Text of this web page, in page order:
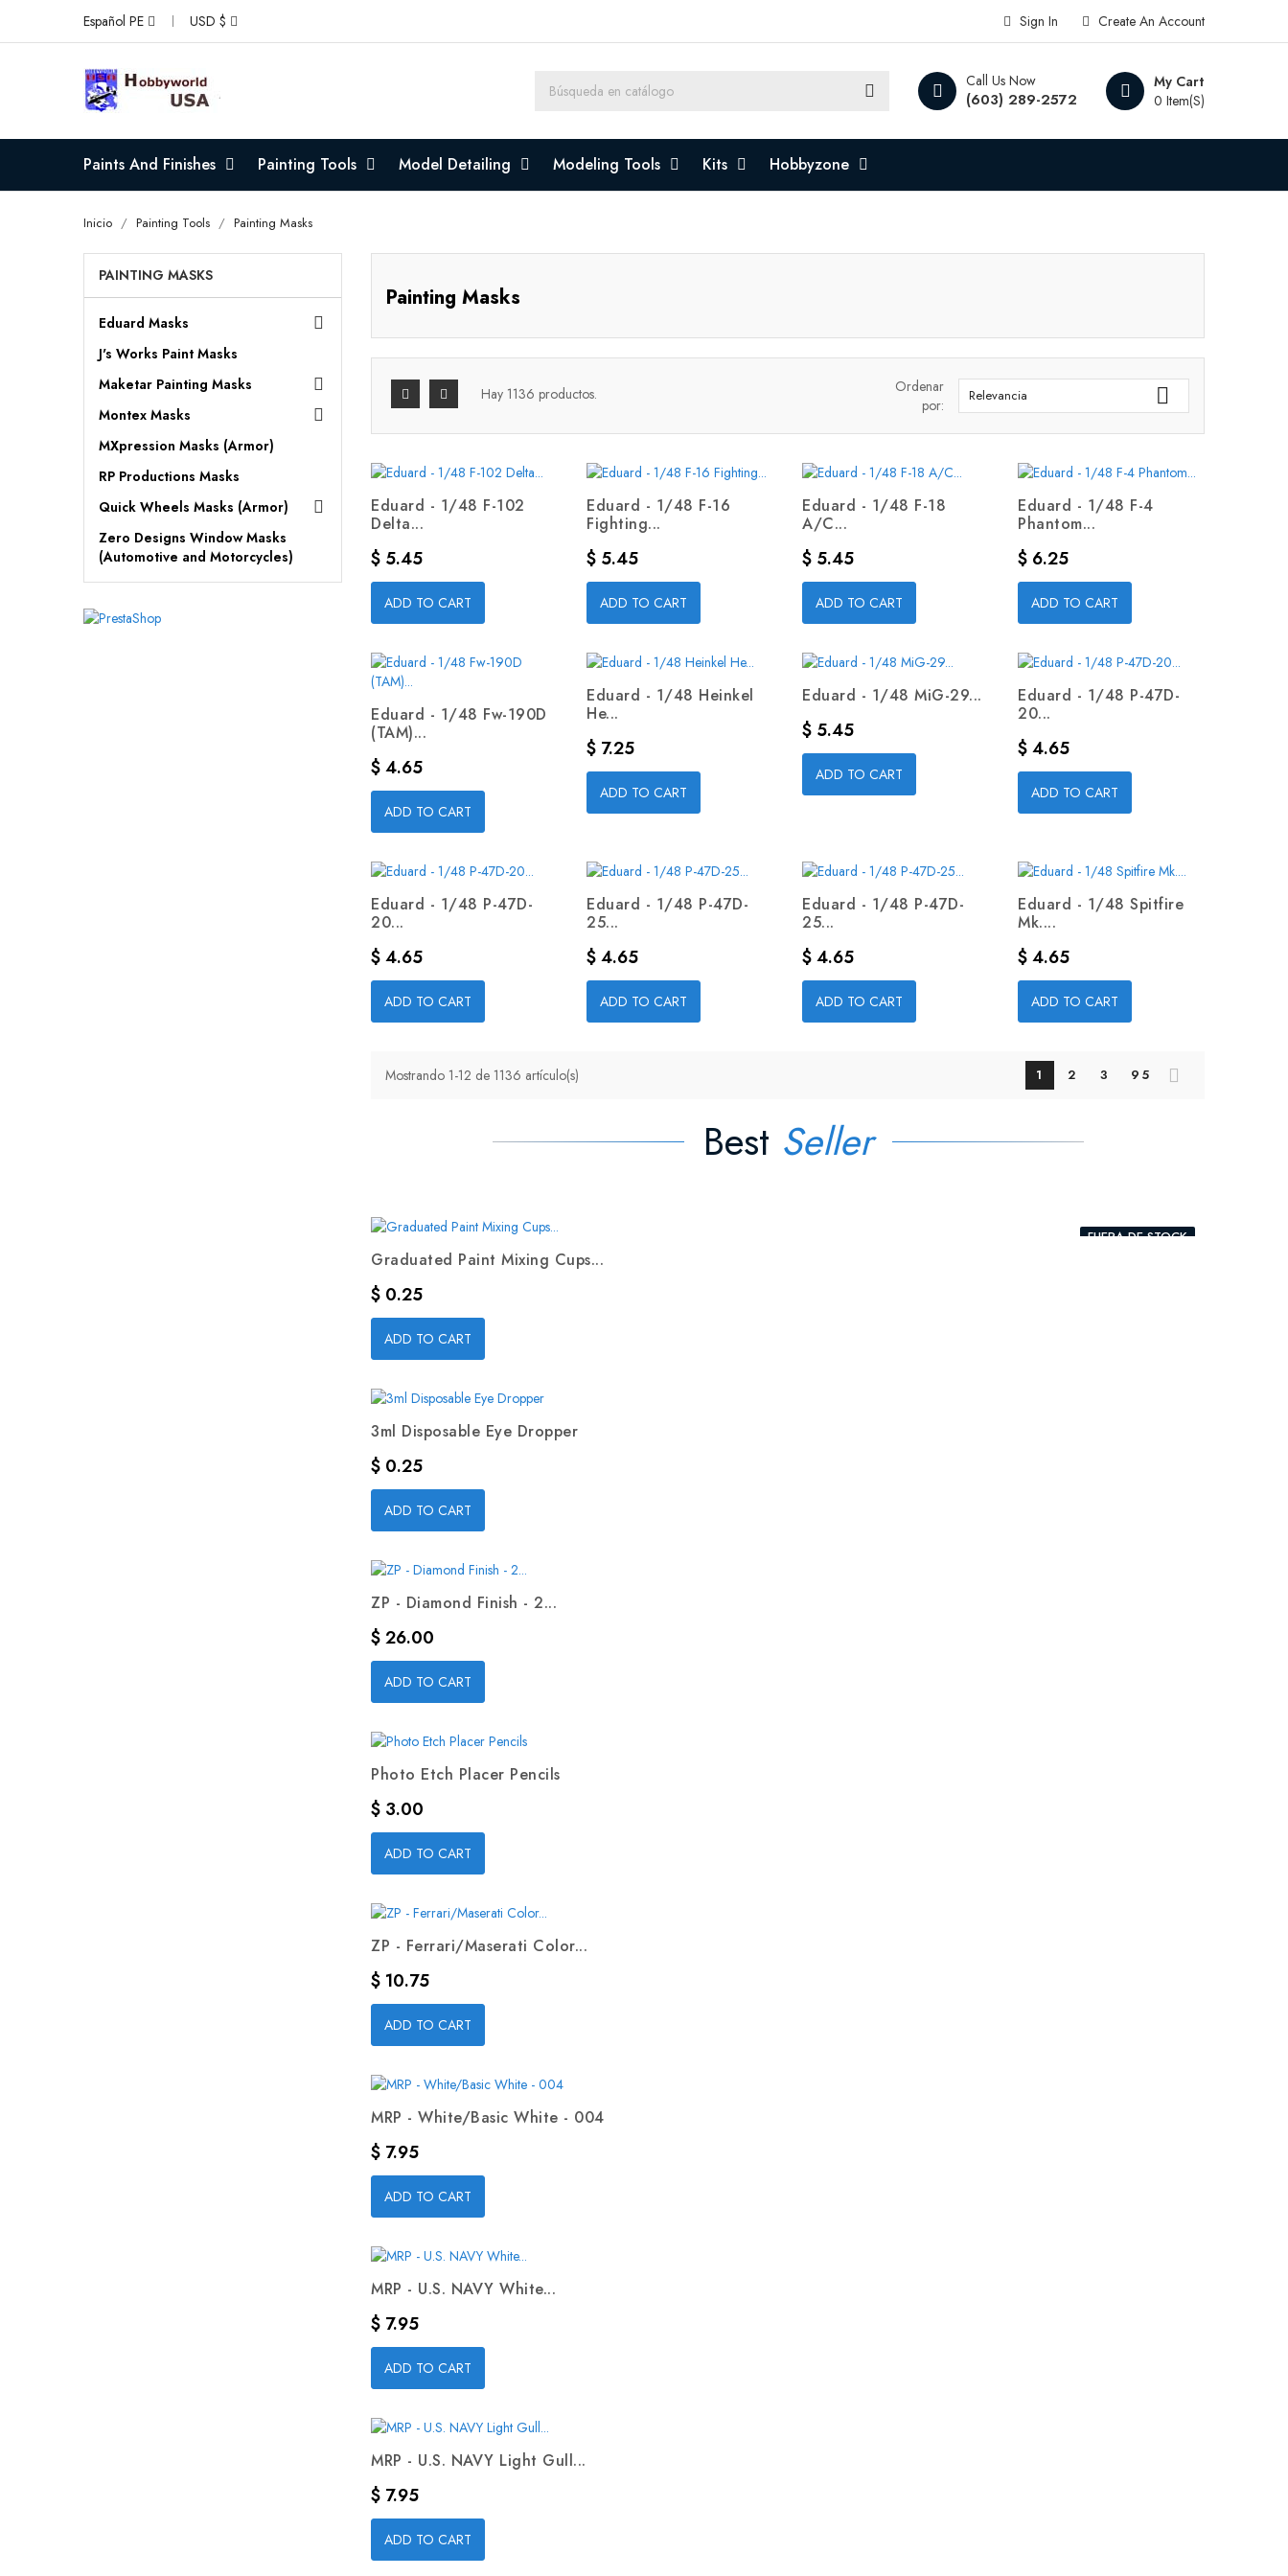
Español PE USD $ Create An Account
Sign In
My Cart
0 Item(s)
Call Us Now
(603) 289-2572
Paints And Finishes Painting Tools Model Detailing Modeling Tools Kits Hobbyzone
Inicio Painting Tools Painting Masks
PAINTING MASKS
Eduard Masks

J's Works Paint Masks
Maketar Painting Masks

Montex Masks

MXpression Masks (Armor)
RP Productions Masks
Quick Wheels Masks (Armor)

Zero Designs Window Masks
(Automotive and Motorcycles)
Painting Masks
Hay 1136 productos.
Ordenar
por:
Relevancia 
Eduard - 1/48 F-102
Delta...
Precio
$ 5.45
ADD TO CART
Eduard - 1/48 F-16
Fighting...
Precio
$ 5.45
ADD TO CART
Eduard - 1/48 F-18
A/C...
Precio
$ 5.45
ADD TO CART
Eduard - 1/48 F-4
Phantom...
Precio
$ 6.25
ADD TO CART
Eduard - 1/48 Fw-190D
(TAM)...
Precio
$ 4.65
ADD TO CART
Eduard - 1/48 Heinkel
He...
Precio
$ 7.25
ADD TO CART
Eduard - 1/48 MiG-29...
Precio
$ 5.45
ADD TO CART
Eduard - 1/48 P-47D-
20...
Precio
$ 4.65
ADD TO CART
Eduard - 1/48 P-47D-
20...
Precio
$ 4.65
ADD TO CART
Eduard - 1/48 P-47D-
25...
Precio
$ 4.65
ADD TO CART
Eduard - 1/48 P-47D-
25...
Precio
$ 4.65
ADD TO CART
Eduard - 1/48 Spitfire
Mk....
Precio
$ 4.65
ADD TO CART
Mostrando 1-12 de 1136 artículo(s) 1 2 3 95
Best Seller
FUERA DE STOCK
Graduated Paint Mixing Cups...
Precio
$ 0.25
ADD TO CART
3ml Disposable Eye Dropper
Precio
$ 0.25
ADD TO CART
ZP - Diamond Finish - 2...
Precio
$ 26.00
ADD TO CART
Photo Etch Placer Pencils
Precio
$ 3.00
ADD TO CART
ZP - Ferrari/Maserati Color...
Precio
$ 10.75
ADD TO CART
MRP - White/Basic White - 004
Precio
$ 7.95
ADD TO CART
MRP - U.S. NAVY White...
Precio
$ 7.95
ADD TO CART
MRP - U.S. NAVY Light Gull...
Precio
$ 7.95
ADD TO CART